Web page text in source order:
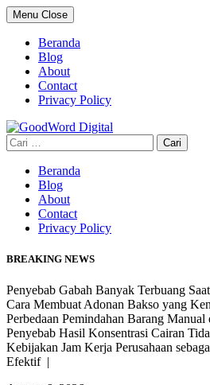
Skip
to
content
Menu Close
Beranda
Blog
About
Contact
Privacy Policy
Cari
untuk:
Beranda
Blog
About
Contact
Privacy Policy
BREAKING NEWS
Penyebab Gabah Banyak Terbuang
Cara Membuat Adonan Bakso yang
Perbedaan Pemindahan Barang
Penyebab Hasil Konsentrasi Cairan
Kebijakan Jam Kerja Perusahaan
Efektif |